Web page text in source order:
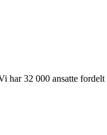
32 000 ansatte